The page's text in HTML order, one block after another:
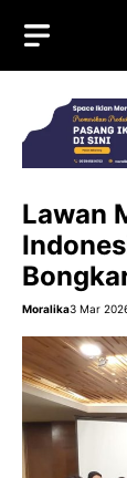
content
Lawan
Moralika3 Mar